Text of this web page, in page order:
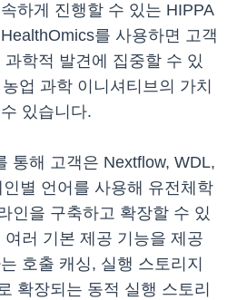
하게 진행할 수 있는 HIPPA
를 사용하면 고객
학적 발견에 집중할 수 있
업 과학 이니셔티브의 가치
있습니다.
통해 고객은 Nextflow, WDL,
별 언어를 사용해 유전체학
인을 구축하고 확장할 수 있
러 기본 제공 기능을 제공
호출 캐싱, 실행 스토리지
확장되는 동적 실행 스토리